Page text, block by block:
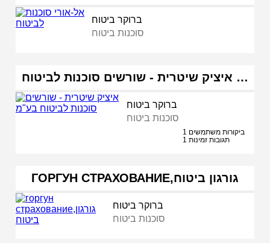
ברוקר ביטוח
סוכנות ביטוח
איציק שיטרית - שורשים סוכנות לביטוח …
ברוקר ביטוח
סוכנות ביטוח
1 ביקורות משתמשים
1 תגובות זמינות
ГОРГУН СТРАХОВАНИЕ,גורגון ביטוח
ברוקר ביטוח
סוכנות ביטוח